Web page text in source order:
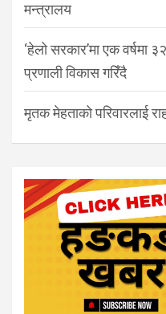
मन्त्रालय
‘हेलो सरकार’मा एक
प्रणाली विकास गरिँदै
मृतक मेहताको परिवारलाई